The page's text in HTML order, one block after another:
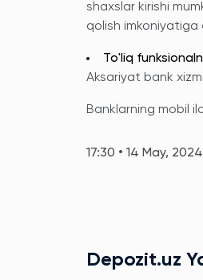
shaxslar kirishi
qolish imkoniyatiga
To'liq
Aksariyat bank
Banklarning mobil
17:30 • 14 May, 2024
Depozit.uz